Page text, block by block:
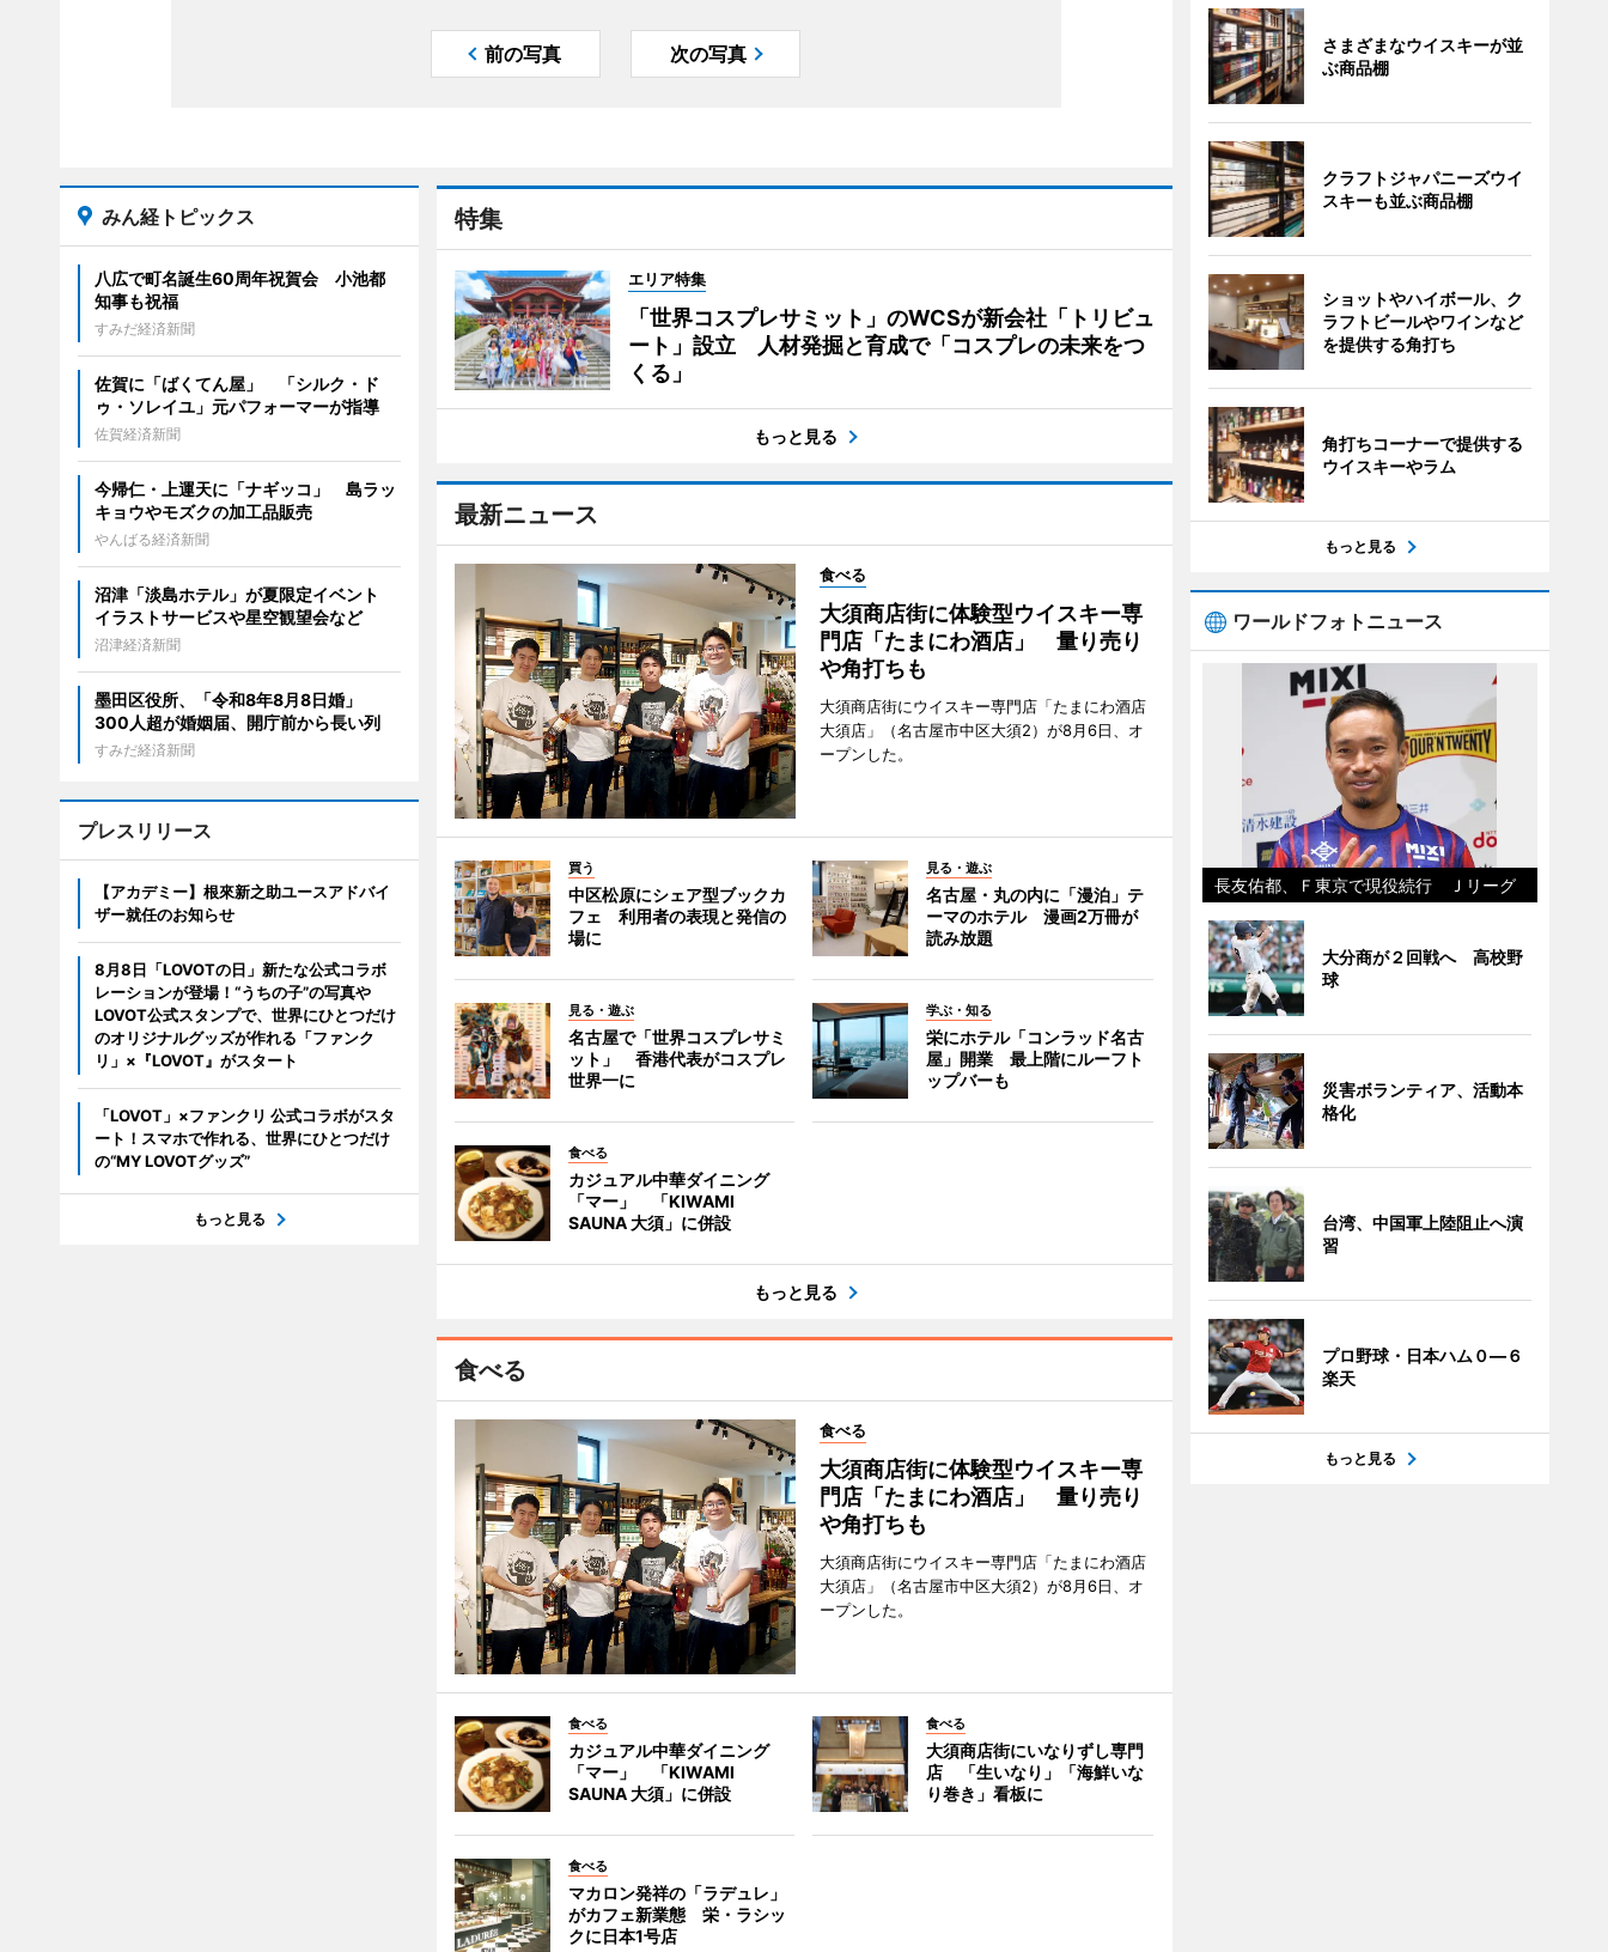
前の写真 次の写真
特集
エリア特集
「世界コスプレサミット」のWCSが新会社「トリビュ
ート」設立 人材発掘と育成で「コスプレの未来をつ
くる」
もっと見る
最新ニュース
食べる
大須商店街に体験型ウイスキー専
門店「たまにわ酒店」 量り売り
や角打ちも
大須商店街にウイスキー専門店「たまにわ酒店
大須店」（名古屋市中区大須2）が8月6日、オ
ープンした。
買う
中区松原にシェア型ブックカ
フェ 利用者の表現と発信の
場に
見る・遊ぶ
名古屋・丸の内に「漫泊」テ
ーマのホテル 漫画2万冊が
読み放題
見る・遊ぶ
名古屋で「世界コスプレサミ
ット」 香港代表がコスプレ
世界一に
学ぶ・知る
栄にホテル「コンラッド名古
屋」開業 最上階にルーフト
ップバーも
食べる
カジュアル中華ダイニング
「マー」 「KIWAMI
SAUNA 大須」に併設
もっと見る
食べる
食べる
大須商店街に体験型ウイスキー専
門店「たまにわ酒店」 量り売り
や角打ちも
大須商店街にウイスキー専門店「たまにわ酒店
大須店」（名古屋市中区大須2）が8月6日、オ
ープンした。
食べる
カジュアル中華ダイニング
「マー」 「KIWAMI
SAUNA 大須」に併設
食べる
大須商店街にいなりずし専門
店 「生いなり」「海鮮いな
り巻き」看板に
食べる
マカロン発祥の「ラデュレ」
がカフェ新業態 栄・ラシッ
クに日本1号店
みん経トピックス
八広で町名誕生60周年祝賀会 小池都
知事も祝福
すみだ経済新聞
佐賀に「ばくてん屋」 「シルク・ド
ゥ・ソレイユ」元パフォーマーが指導
佐賀経済新聞
今帰仁・上運天に「ナギッコ」 島ラッ
キョウやモズクの加工品販売
やんばる経済新聞
沼津「淡島ホテル」が夏限定イベント
イラストサービスや星空観望会など
沼津経済新聞
墨田区役所、「令和8年8月8日婚」
300人超が婚姻届、開庁前から長い列
すみだ経済新聞
プレスリリース
【アカデミー】根來新之助ユースアドバイ
ザー就任のお知らせ
8月8日「LOVOTの日」新たな公式コラボ
レーションが登場！“うちの子”の写真や
LOVOT公式スタンプで、世界にひとつだけ
のオリジナルグッズが作れる「ファンク
リ」×『LOVOT』がスタート
「LOVOT」×ファンクリ 公式コラボがスタ
ート！スマホで作れる、世界にひとつだけ
の“MY LOVOTグッズ”
もっと見る
さまざまなウイスキーが並
ぶ商品棚
クラフトジャパニーズウイ
スキーも並ぶ商品棚
ショットやハイボール、ク
ラフトビールやワインなど
を提供する角打ち
角打ちコーナーで提供する
ウイスキーやラム
もっと見る
ワールドフォトニュース
長友佑都、Ｆ東京で現役続行 Ｊリーグ
大分商が２回戦へ 高校野
球
災害ボランティア、活動本
格化
台湾、中国軍上陸阻止へ演
習
プロ野球・日本ハム０―６
楽天
もっと見る